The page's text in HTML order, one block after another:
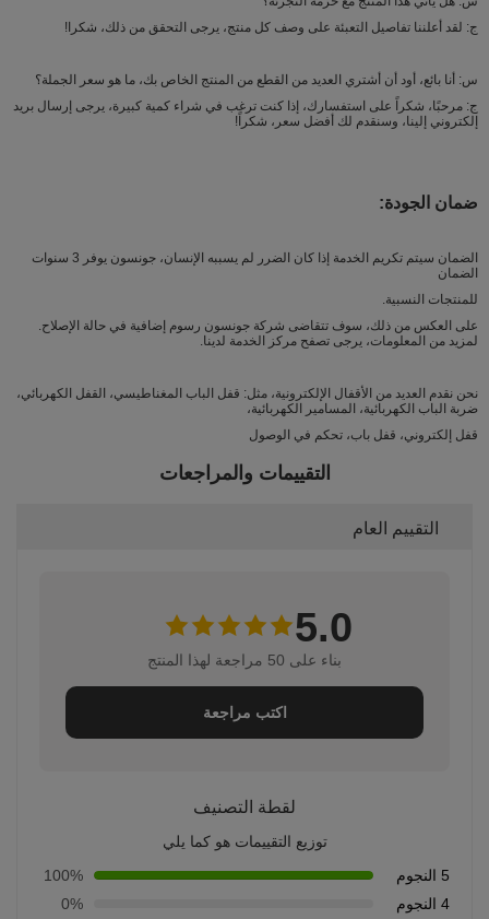
ج: لقد أعلننا تفاصيل التعبئة على وصف كل منتج، يرجى التحقق من ذلك، شكرا!
س: أنا بائع، أود أن أشتري العديد من القطع من المنتج الخاص بك، ما هو سعر الجملة؟
ج: مرحبًا، شكراً على استفسارك، إذا كنت ترغب في شراء كمية كبيرة، يرجى إرسال بريد
إلكتروني إلينا، وسنقدم لك أفضل سعر، شكراً!
ضمان الجودة:
الضمان سيتم تكريم الخدمة إذا كان الضرر لم يسببه الإنسان، جونسون يوفر 3 سنوات
الضمان
للمنتجات النسبية.
على العكس من ذلك، سوف تتقاضى شركة جونسون رسوم إضافية في حالة الإصلاح.
لمزيد من المعلومات، يرجى تصفح مركز الخدمة لدينا.
نحن نقدم العديد من الأقفال الإلكترونية، مثل: قفل الباب المغناطيسي، القفل الكهربائي،
ضربة الباب الكهربائية، المسامير الكهربائية،
قفل إلكتروني، قفل باب، تحكم في الوصول
التقييمات والمراجعات
التقييم العام
5.0
بناء على 50 مراجعة لهذا المنتج
اكتب مراجعة
لقطة التصنيف
توزيع التقييمات هو كما يلي
5 النجوم
100%
4 النجوم
0%